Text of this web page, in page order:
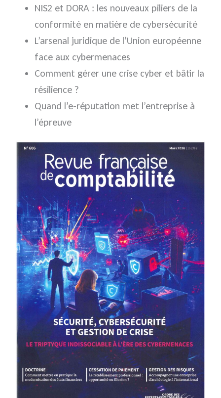
NIS2 et DORA : les nouveaux piliers de la
conformité en matière de cybersécurité
L’arsenal juridique de l’Union européenne
face aux cybermenaces
Comment gérer une crise cyber et bâtir la
résilience ?
Quand l’e-réputation met l’entreprise à
l’épreuve